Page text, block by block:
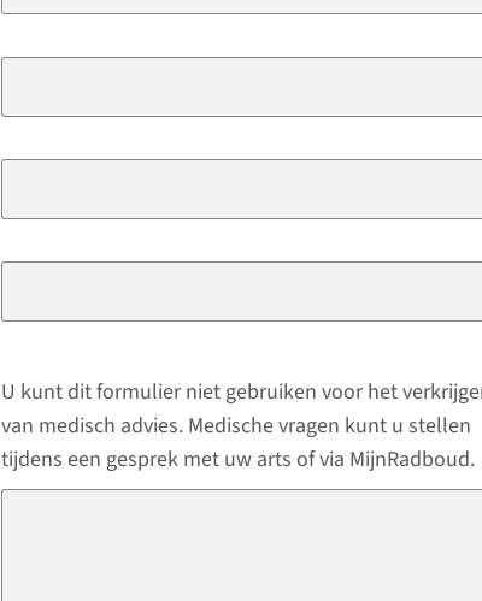
U kunt dit formulier niet gebruiken voor het
van medisch advies. Medische vragen kunt u stellen
tijdens een gesprek met uw arts of via MijnRadboud.